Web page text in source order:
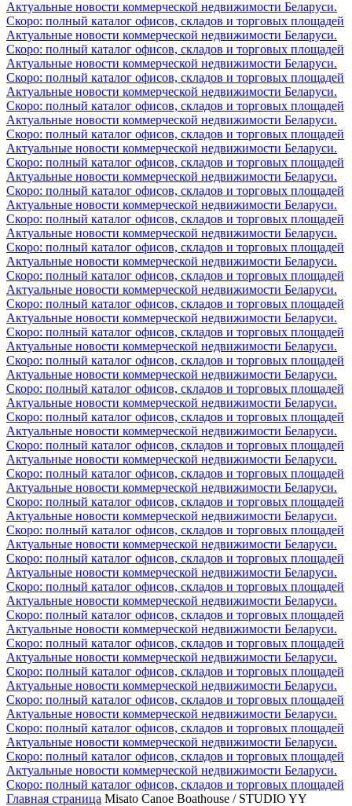
Актуальные новости коммерческой недвижимости Беларуси.
Скоро: полный каталог офисов, складов и торговых площадей
Актуальные новости коммерческой недвижимости Беларуси.
Скоро: полный каталог офисов, складов и торговых площадей
Актуальные новости коммерческой недвижимости Беларуси.
Скоро: полный каталог офисов, складов и торговых площадей
Актуальные новости коммерческой недвижимости Беларуси.
Скоро: полный каталог офисов, складов и торговых площадей
Актуальные новости коммерческой недвижимости Беларуси.
Скоро: полный каталог офисов, складов и торговых площадей
Актуальные новости коммерческой недвижимости Беларуси.
Скоро: полный каталог офисов, складов и торговых площадей
Актуальные новости коммерческой недвижимости Беларуси.
Скоро: полный каталог офисов, складов и торговых площадей
Актуальные новости коммерческой недвижимости Беларуси.
Скоро: полный каталог офисов, складов и торговых площадей
Актуальные новости коммерческой недвижимости Беларуси.
Скоро: полный каталог офисов, складов и торговых площадей
Актуальные новости коммерческой недвижимости Беларуси.
Скоро: полный каталог офисов, складов и торговых площадей
Актуальные новости коммерческой недвижимости Беларуси.
Скоро: полный каталог офисов, складов и торговых площадей
Актуальные новости коммерческой недвижимости Беларуси.
Скоро: полный каталог офисов, складов и торговых площадей
Актуальные новости коммерческой недвижимости Беларуси.
Скоро: полный каталог офисов, складов и торговых площадей
Актуальные новости коммерческой недвижимости Беларуси.
Скоро: полный каталог офисов, складов и торговых площадей
Актуальные новости коммерческой недвижимости Беларуси.
Скоро: полный каталог офисов, складов и торговых площадей
Актуальные новости коммерческой недвижимости Беларуси.
Скоро: полный каталог офисов, складов и торговых площадей
Актуальные новости коммерческой недвижимости Беларуси.
Скоро: полный каталог офисов, складов и торговых площадей
Актуальные новости коммерческой недвижимости Беларуси.
Скоро: полный каталог офисов, складов и торговых площадей
Актуальные новости коммерческой недвижимости Беларуси.
Скоро: полный каталог офисов, складов и торговых площадей
Актуальные новости коммерческой недвижимости Беларуси.
Скоро: полный каталог офисов, складов и торговых площадей
Актуальные новости коммерческой недвижимости Беларуси.
Скоро: полный каталог офисов, складов и торговых площадей
Актуальные новости коммерческой недвижимости Беларуси.
Скоро: полный каталог офисов, складов и торговых площадей
Актуальные новости коммерческой недвижимости Беларуси.
Скоро: полный каталог офисов, складов и торговых площадей
Актуальные новости коммерческой недвижимости Беларуси.
Скоро: полный каталог офисов, складов и торговых площадей
Актуальные новости коммерческой недвижимости Беларуси.
Скоро: полный каталог офисов, складов и торговых площадей
Актуальные новости коммерческой недвижимости Беларуси.
Скоро: полный каталог офисов, складов и торговых площадей
Актуальные новости коммерческой недвижимости Беларуси.
Скоро: полный каталог офисов, складов и торговых площадей
Актуальные новости коммерческой недвижимости Беларуси.
Скоро: полный каталог офисов, складов и торговых площадей
Главная страница Misato Canoe Boathouse / STUDIO YY